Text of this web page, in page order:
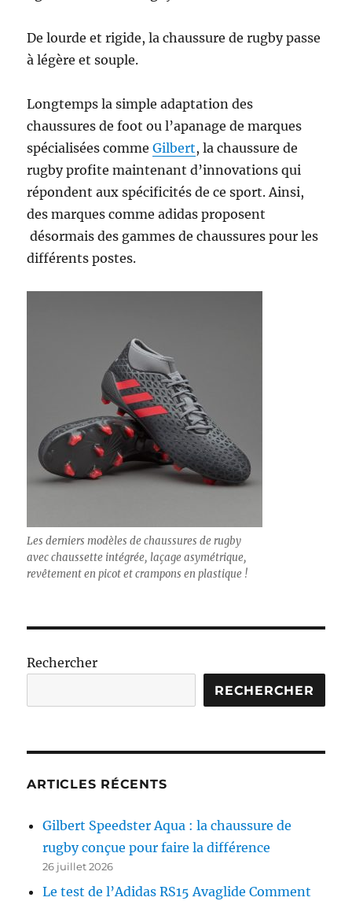
De lourde et rigide, la chaussure de rugby passe
à légère et souple.
Longtemps la simple adaptation des
chaussures de foot ou l’apanage de marques
spécialisées commeGilbert, la chaussure de
rugby profite maintenant d’innovations qui
répondent aux spécificités de ce sport. Ainsi,
des marques comme adidas proposent
désormais des gammes de chaussures pour les
différents postes.
Les derniers modèles de chaussures de rugby
avec chaussette intégrée, laçage asymétrique,
revêtement en picot et crampons en plastique !
Rechercher
RECHERCHER
ARTICLES RÉCENTS
Gilbert Speedster Aqua : la chaussure de
rugby conçue pour faire la différence
26 juillet 2026
Le test de l’Adidas RS15 Avaglide Comment